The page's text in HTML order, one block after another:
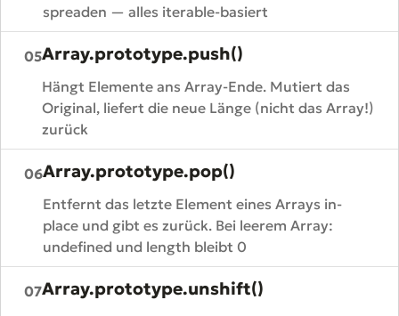
spreaden — alles iterable-basiert
05Array.prototype.push()
Hängt Elemente ans Array-Ende. Mutiert das
Original, liefert die neue Länge (nicht das Array!)
zurück
06Array.prototype.pop()
Entfernt das letzte Element eines Arrays in-
place und gibt es zurück. Bei leerem Array:
undefined und length bleibt 0
07Array.prototype.unshift()